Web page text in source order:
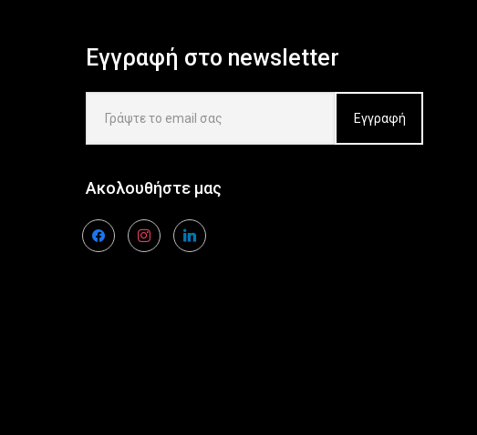
Εγγραφή στο newsletter
Ακολουθήστε μας
facebookinstagramlinkedin